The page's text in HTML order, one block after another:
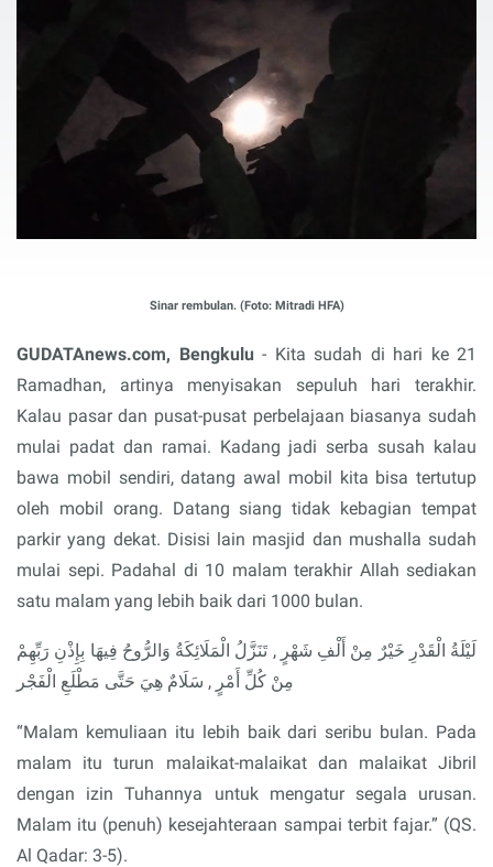
Sinar rembulan. (Foto: Mitradi HFA)
GUDATAnews.com, Bengkulu - Kita sudah di hari ke 21
Ramadhan, artinya menyisakan sepuluh hari terakhir.
Kalau pasar dan pusat-pusat perbelajaan biasanya sudah
mulai padat dan ramai. Kadang jadi serba susah kalau
bawa mobil sendiri, datang awal mobil kita bisa tertutup
oleh mobil orang. Datang siang tidak kebagian tempat
parkir yang dekat. Disisi lain masjid dan mushalla sudah
mulai sepi. Padahal di 10 malam terakhir Allah sediakan
satu malam yang lebih baik dari 1000 bulan.
لَيْلَةُ الْقَدْرِ خَيْرٌ مِنْ أَلْفِ شَهْرٍ , تَنَزَّلُ الْمَلَائِكَةُ وَالرُّوحُ فِيهَا بِإِذْنِ رَبِّهِمْ
مِنْ كُلِّ أَمْرٍ , سَلَامٌ هِيَ حَتَّى مَطْلَعِ الْفَجْر
“Malam kemuliaan itu lebih baik dari seribu bulan. Pada
malam itu turun malaikat-malaikat dan malaikat Jibril
dengan izin Tuhannya untuk mengatur segala urusan.
Malam itu (penuh) kesejahteraan sampai terbit fajar.” (QS.
Al Qadar: 3-5).